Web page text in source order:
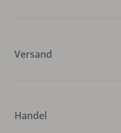
Versand
Handel